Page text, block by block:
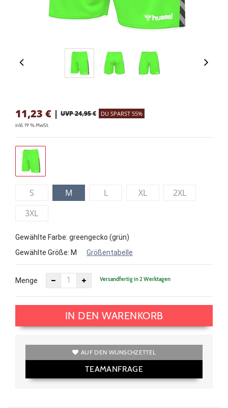
11,23 € | UVP 24,95 € DU SPARST 55%
inkl. 19 % MwSt.
S M L XL
2XL
3XL
Gewählte Farbe: greengecko (grün)
Gewählte Größe: M Größentabelle
Menge Versandfertig in 2 Werktagen
IN DEN WARENKORB
AUF DEN WUNSCHZETTEL
TEAMANFRAGE